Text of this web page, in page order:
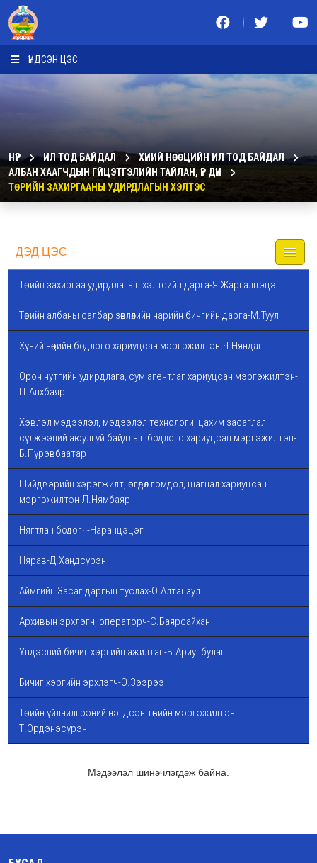
ҮНДСЭН ЦЭС
НҮҮР ИЛ ТОД БАЙДАЛ
ХҮНИЙ НӨӨЦИЙН ИЛ ТОД БАЙДАЛ
АЛБАН ХААГЧДЫН ГҮЙЦЭТГЭЛИЙН ТАЙЛАН, ҮР ДҮН
ТӨРИЙН ЗАХИРГААНЫ УДИРДЛАГЫН ХЭЛТЭС
ДЭД ЦЭС
Төрийн захиргаа удирдлагын хэлтсийн дарга-Я.Жаргалцэцэг
Төрийн албаны салбар зөвлөлийн нарийн бичгийн дарга-М.Туул
Хүний нөөцийн бодлого хариуцсан мэргэжилтэн-Ч.Няндаг
Орон нутгийн удирдлага, сум агентлаг хариуцсан мэргэжилтэн-
Ц.Анхбаяр
Хэвлэл мэдээлэл, мэдээлэл технологи, цахим засаглал
сүлжээний аюулгүй байдлын бодлого хариуцсан мэргэжилтэн-
Б.Пүрэвбаатар
Шийдвэрийн хэрэгжилт, өргөдөл гомдол, шагнал хариуцсан
мэргэжилтэн-Л.Нямбаяр
Нягтлан бодогч-Наранцэцэг
Нярав-Д.Хандсүрэн
Аймгийн Засаг даргын туслах-О.Алтанзул
Архивын эрхлэгч, операторч-С.Баярсайхан
Үндэсний бичиг хэргийн ажилтан-Б.Ариунбулаг
Бичиг хэргийн эрхлэгч-О.Зээрээ
Төрийн үйлчилгээний нэгдсэн төвийн мэргэжилтэн-
Т.Эрдэнэсүрэн
Мэдээлэл шинэчлэгдэж байна.